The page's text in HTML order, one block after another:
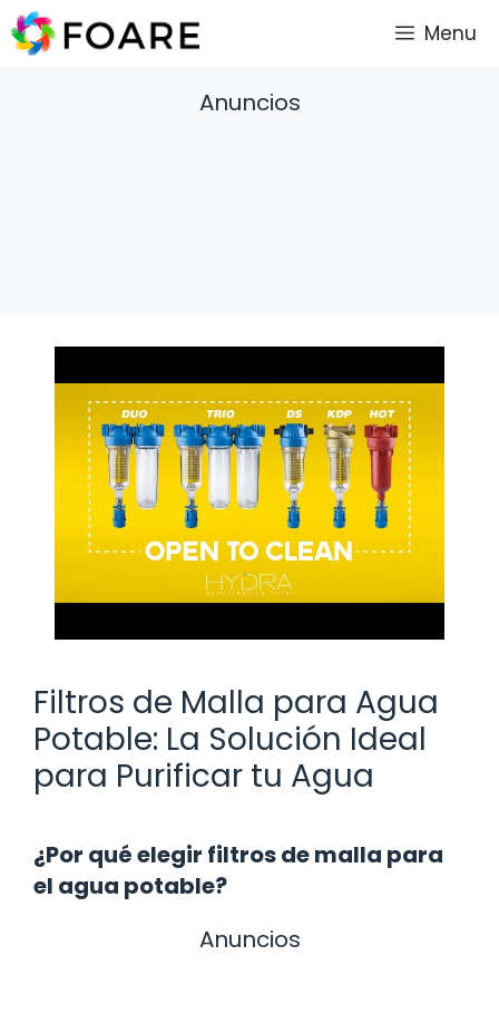
Saltar
al
Menu
Anuncios
Filtros de Malla para Agua
Potable: La Solución Ideal
para Purificar tu Agua
¿Por qué elegir filtros de malla para
el agua potable?
Anuncios